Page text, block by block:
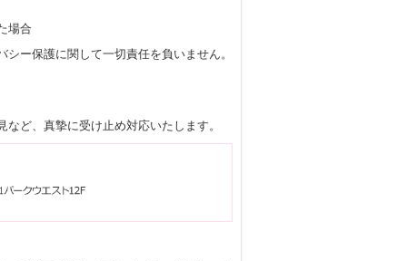
場合
ー保護に関して一切責任を負いません。
ど、真摯に受け止め対応いたします。